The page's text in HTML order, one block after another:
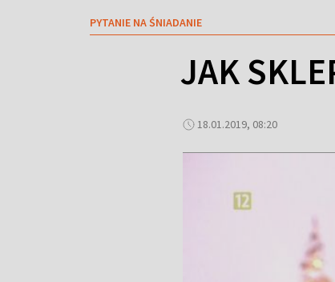
PYTANIE NA ŚNIADANIE
JAK
18.01.2019, 08:20